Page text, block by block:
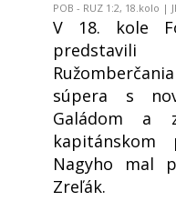
POB - RUZ 1:2, 18.kolo |
V 18. kole
súpera s
Galádom a
Nagyho mal
Zreľák.